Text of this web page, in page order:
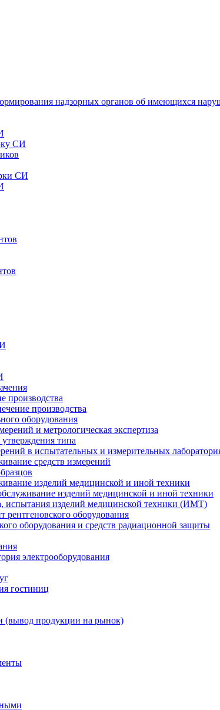
надзорных органов об имеющихся
СИ
СИ
производства
производства
оборудования
и метрологическая экспертиза
типа
в испытательных и измерительных
средств измерений
изделий медицинской и иной техники
изделий медицинской и иной техники
испытания изделий медицинской техники (ИМТ)
оборудования
оборудования и средств радиационной защиты
электрооборудования
гостиниц
(вывод продукции на рынок)